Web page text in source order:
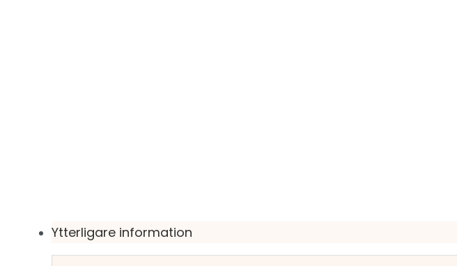
Ytterligare information